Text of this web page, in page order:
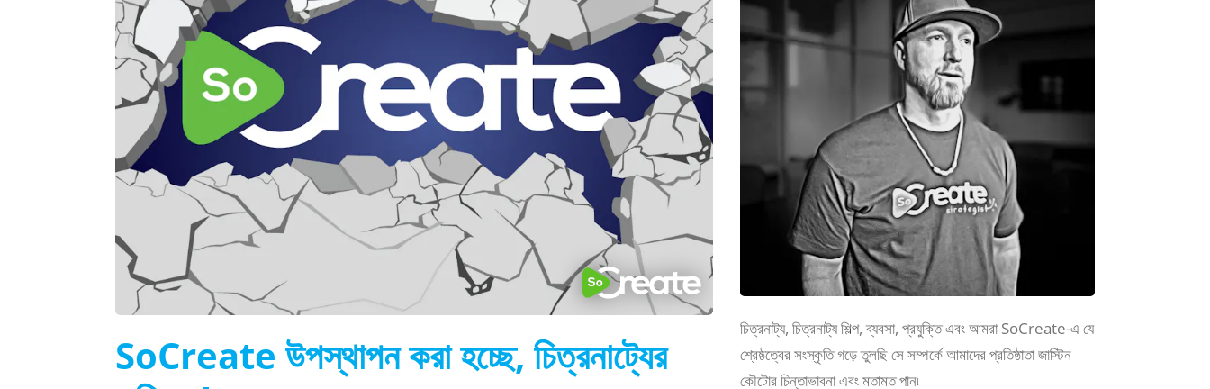
SoCreate উপস্থাপন করা হচ্ছে, চিত্রনাট্যের
চিত্রনাট্য, চিত্রনাট্য শিল্প, ব্যবসা, প্রযুক্তি এবং আমরা SoCreate-এ যে
শ্রেষ্ঠত্বের সংস্কৃতি গড়ে তুলছি সে সম্পর্কে আমাদের প্রতিষ্ঠাতা জাস্টিন
কৌটোর চিন্তাভাবনা এবং মতামত পান৷